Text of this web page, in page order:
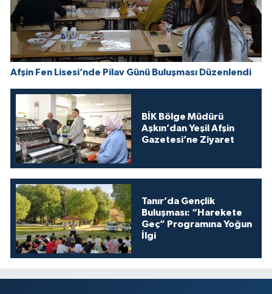
Afşin Fen Lisesi’nde Pilav Günü Buluşması Düzenlendi
BİK Bölge Müdürü
Aşkın’dan Yeşil Afşin
Gazetesi’ne Ziyaret
Tanır’da Gençlik
Buluşması: “Harekete
Geç” Programına Yoğun
İlgi